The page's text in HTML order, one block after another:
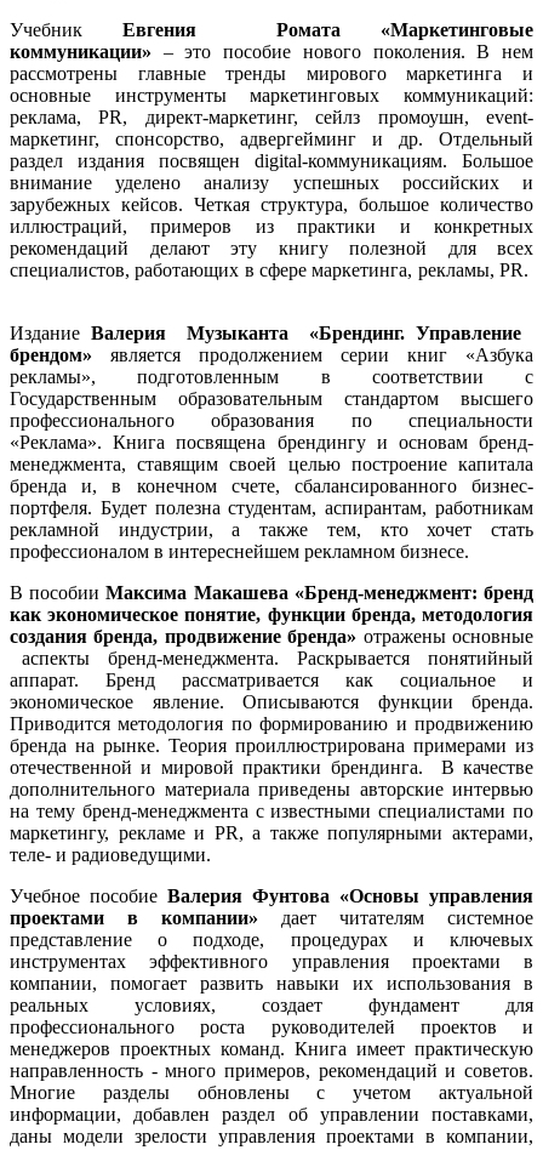
Учебник Евгения Ромата «Маркетинговые
коммуникации» – это пособие нового поколения. В нем
рассмотрены главные тренды мирового маркетинга и
основные инструменты маркетинговых коммуникаций:
реклама, PR, директ-маркетинг, сейлз промоушн, event-
маркетинг, спонсорство, адвергейминг и др. Отдельный
раздел издания посвящен digital-коммуникациям. Большое
внимание уделено анализу успешных российских и
зарубежных кейсов. Четкая структура, большое количество
иллюстраций, примеров из практики и конкретных
рекомендаций делают эту книгу полезной для всех
специалистов, работающих в сфере маркетинга, рекламы, PR.
Издание Валерия Музыканта «Брендинг. Управление
брендом» является продолжением серии книг «Азбука
рекламы», подготовленным в соответствии с
Государственным образовательным стандартом высшего
профессионального образования по специальности
«Реклама». Книга посвящена брендингу и основам бренд-
менеджмента, ставящим своей целью построение капитала
бренда и, в конечном счете, сбалансированного бизнес-
портфеля. Будет полезна студентам, аспирантам, работникам
рекламной индустрии, а также тем, кто хочет стать
профессионалом в интереснейшем рекламном бизнесе.
В пособииМаксима Макашева «Бренд-менеджмент: бренд
как экономическое понятие, функции бренда, методология
создания бренда, продвижение бренда» отражены основные
аспекты бренд-менеджмента. Раскрывается понятийный
аппарат. Бренд рассматривается как социальное и
экономическое явление. Описываются функции бренда.
Приводится методология по формированию и продвижению
бренда на рынке. Теория проиллюстрирована примерами из
отечественной и мировой практики брендинга. В качестве
дополнительного материала приведены авторские интервью
на тему бренд-менеджмента с известными специалистами по
маркетингу, рекламе и PR, а также популярными актерами,
теле- и радиоведущими.
Учебное пособие Валерия Фунтова «Основы управления
проектами в компании» дает читателям системное
представление о подходе, процедурах и ключевых
инструментах эффективного управления проектами в
компании, помогает развить навыки их использования в
реальных условиях, создает фундамент для
профессионального роста руководителей проектов и
менеджеров проектных команд. Книга имеет практическую
направленность - много примеров, рекомендаций и советов.
Многие разделы обновлены с учетом актуальной
информации, добавлен раздел об управлении поставками,
даны модели зрелости управления проектами в компании,